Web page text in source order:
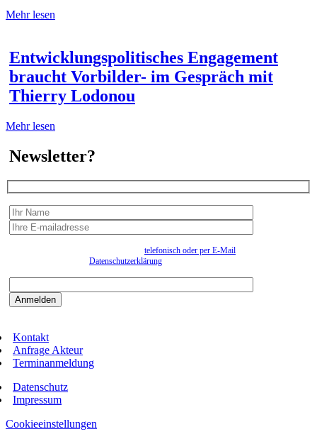
Mehr lesen
Entwicklungspolitisches Engagement
braucht Vorbilder- im Gespräch mit
Thierry Lodonou
Mehr lesen
Newsletter?
telefonisch oder per E-Mail
Datenschutzerklärung
Kontakt
Anfrage Akteur
Terminanmeldung
Datenschutz
Impressum
Cookieeinstellungen